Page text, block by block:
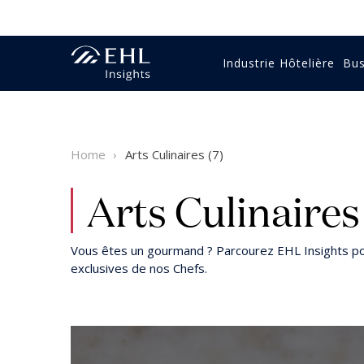
Industrie Hôtelière
Luxe
Digital & Technologie
Vin
Expertise en hôtellerie
Home Arts Culinaires (7)
Arts
Vous êtes un gourmand ? Parcourez EHL Insights
exclusives de nos Chefs.